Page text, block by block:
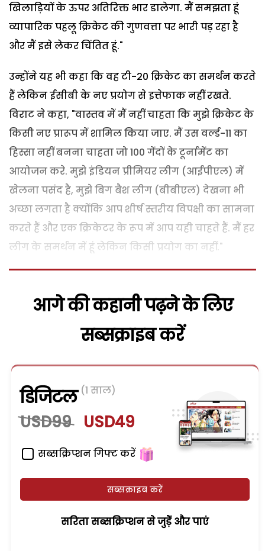
खिलाड़ियों के ऊपर अतिरिक्त भार डालेगा. मैं समझता हूं
व्यापारिक पहलू क्रिकेट की गुणवत्ता पर भारी पड़ रहा है
और मैं इसे लेकर चिंतित हूं."
उन्होंने यह भी कहा कि वह टी-20 क्रिकेट का समर्थन करते
हैं लेकिन ईसीबी के नए प्रयोग से इत्तेफाक नहीं रखते.
विराट ने कहा, "वास्तव में मैं नहीं चाहता कि मुझे क्रिकेट के
किसी नए प्रारूप में शामिल किया जाए. मैं उस वर्ल्ड-11 का
हिस्सा नहीं बनना चाहता जो 100 गेंदों के टूर्नामेंट का
आयोजन करे. मुझे इंडियन प्रीमियर लीग (आईपीएल) में
खेलना पसंद है, मुझे बिग बैश लीग (बीबीएल) देखना भी
अच्छा लगता है क्योंकि आप शीर्ष स्तरीय विपक्षी का सामना
करते हैं और एक क्रिकेटर के रूप में आप यही चाहते हैं. मैं हर
लीग के समर्थन में हूं लेकिन किसी प्रयोग का नहीं."
आगे की कहानी पढ़ने के लिए
सब्सक्राइब करें
डिजिटल (1 साल)
USD99 USD49
सब्सक्रिप्शन गिफ्ट करें
सब्सक्राइब करें
सरिता सब्सक्रिप्शन से जुड़ेें और पाएं